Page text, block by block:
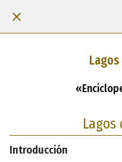
Lagos
Introducción